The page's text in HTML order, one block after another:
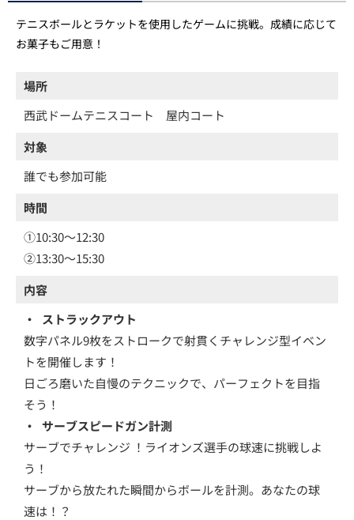
テニスボールとラケットを使用したゲームに挑戦。成績に応じて
お菓子もご用意！
場所
西武ドームテニスコート 屋内コート
対象
誰でも参加可能
時間
①10:30～12:30
②13:30～15:30
内容
・
ストラックアウト
数字パネル9枚をストロークで射貫くチャレンジ型イベン
トを開催します！
日ごろ磨いた自慢のテクニックで、パーフェクトを目指
そう！
・
サーブスピードガン計測
サーブでチャレンジ ！ライオンズ選手の球速に挑戦しよ
う！
サーブから放たれた瞬間からボールを計測。あなたの球
速は！？